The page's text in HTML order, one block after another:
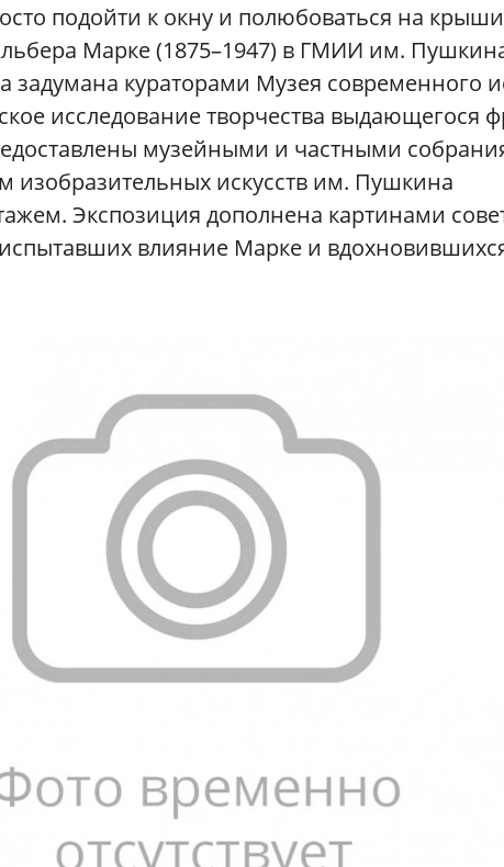
подойти к окну и полюбоваться на
Марке (1875–1947) в ГМИИ им.
задумана кураторами Музея современного
исследование творчества выдающегося
музейными и частными
изобразительных искусств им. Пушкина
Экспозиция дополнена картинами
влияние Марке и